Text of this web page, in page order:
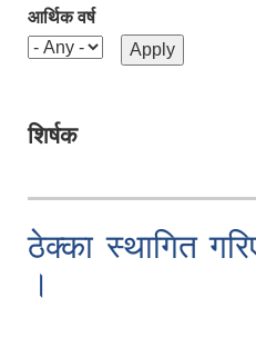
आर्थिक वर्ष
शिर्षक
ठेक्का स्थागित
।